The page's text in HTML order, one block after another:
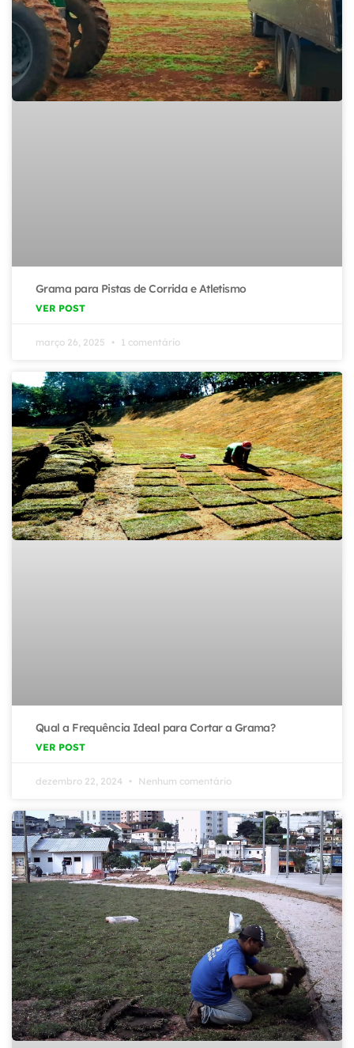
Grama para Pistas de Corrida e Atletismo
VER POST
março 26, 2025 1 comentário
Qual a Frequência Ideal para Cortar a Grama?
VER POST
dezembro 22, 2024 Nenhum comentário